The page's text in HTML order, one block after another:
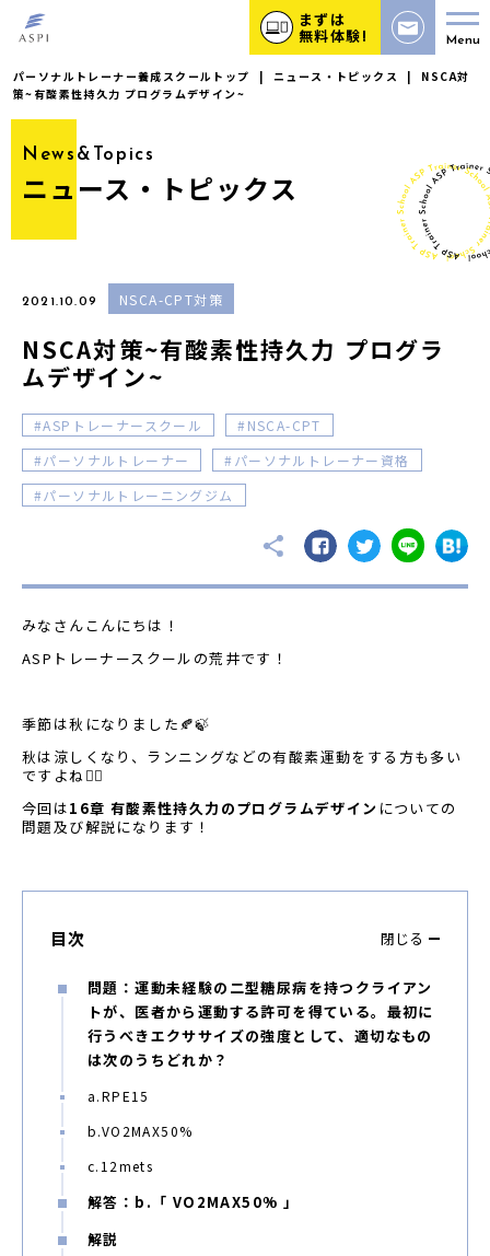
まずは
無料体験! Menu
パーソナルトレーナー養成スクールトップ | ニュース・トピックス |
NSCA対
策~有酸素性持久力 プログラムデザイン~
News&Topics
ニュース・トピックス
2021.10.09 NSCA-CPT対策
NSCA対策~有酸素性持久力 プログラ
ムデザイン~
ASPトレーナースクール
NSCA-CPT
パーソナルトレーナー
パーソナルトレーナー資格
パーソナルトレーニングジム
みなさんこんにちは！
ASPトレーナースクールの荒井です！
季節は秋になりました🍂🍃
秋は涼しくなり、ランニングなどの有酸素運動をする方も多い
ですよね🏃‍♂️
今回は16章 有酸素性持久力のプログラムデザイン についての
問題及び解説になります！
目次 閉じる
問題：運動未経験の二型糖尿病を持つクライアン
トが、医者から運動する許可を得ている。最初に
行うべきエクササイズの強度として、適切なもの
は次のうちどれか？
a.RPE15
b.VO2MAX50%
c.12mets
解答：b.「 VO2MAX50% 」
解説